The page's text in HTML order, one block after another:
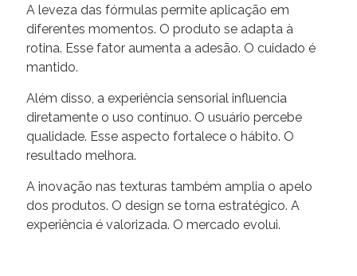
A leveza das fórmulas permite aplicação em
diferentes momentos. O produto se adapta à
rotina. Esse fator aumenta a adesão. O cuidado é
mantido.
Além disso, a experiência sensorial influencia
diretamente o uso contínuo. O usuário percebe
qualidade. Esse aspecto fortalece o hábito. O
resultado melhora.
A inovação nas texturas também amplia o apelo
dos produtos. O design se torna estratégico. A
experiência é valorizada. O mercado evolui.